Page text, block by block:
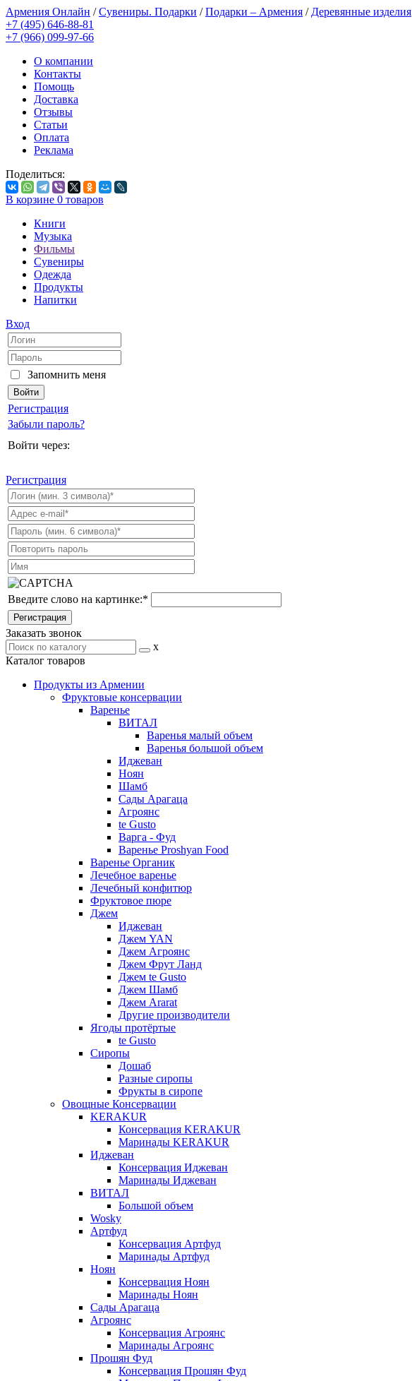
Армения Онлайн /Сувениры. Подарки /Подарки – Армения / Деревянные изделия
+7 (495) 646-88-81
+7 (966) 099-97-66
О компании
Контакты
Помощь
Доставка
Отзывы
Статьи
Оплата
Реклама
Поделиться:
В корзине 0 товаров
Книги
Музыка
Фильмы
Сувениры
Одежда
Продукты
Напитки
Вход
Запомнить меня
Регистрация
Забыли пароль?
Войти через:
Регистрация
Введите слово на картинке:*
Заказать звонок
x
Каталог товаров
Продукты из Армении
Фруктовые консервации
Варенье
ВИТАЛ
Варенья малый объем
Варенья большой объем
Иджеван
Ноян
Шамб
Сады Арагаца
Агроянс
te Gusto
Варга - Фуд
Варенье Proshyan Food
Варенье Органик
Лечебное варенье
Лечебный конфитюр
Фруктовое пюре
Джем
Иджеван
Джем YAN
Джем Агроянс
Джем Фрут Ланд
Джем te Gusto
Джем Шамб
Джем Ararat
Другие производители
Ягоды протёртые
te Gusto
Сиропы
Дошаб
Разные сиропы
Фрукты в сиропе
Овощные Консервации
KERAKUR
Консервация KERAKUR
Маринады KERAKUR
Иджеван
Консервация Иджеван
Маринады Иджеван
ВИТАЛ
Большой объем
Wosky
Артфуд
Консервация Артфуд
Маринады Артфуд
Ноян
Консервация Ноян
Маринады Ноян
Сады Арагаца
Агроянс
Консервация Агроянс
Маринады Агроянс
Прошян Фуд
Консервация Прошян Фуд